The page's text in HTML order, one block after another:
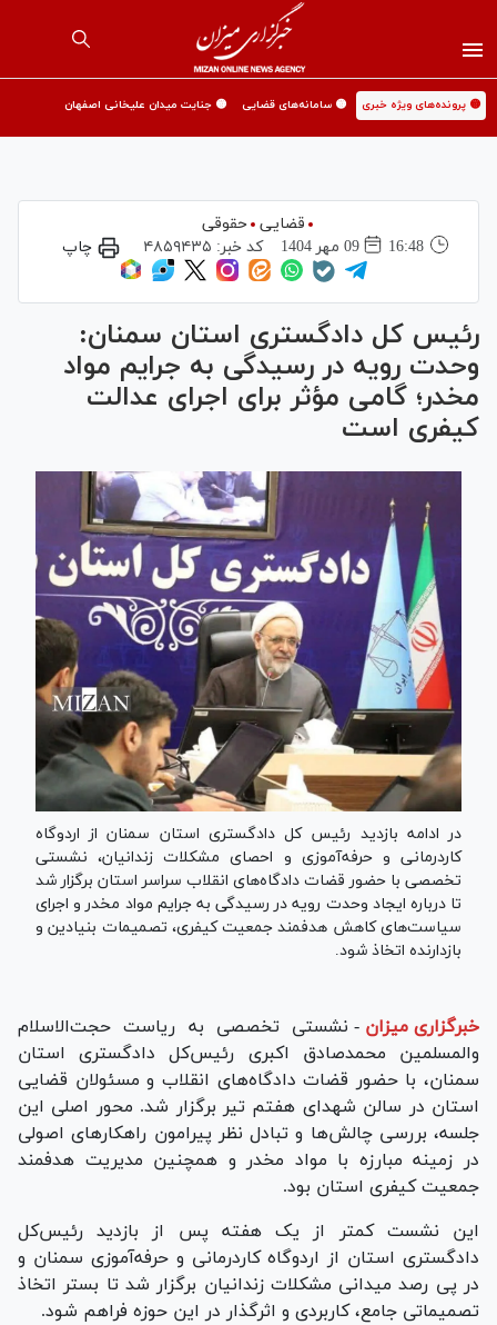
🟡 پرونده‌های ویژه خبری 🟡 سامانه‌های قضایی 🟡 جنایت میدان علیخانی اصفهان
قضایی حقوقی
16:48
09 مهر 1404 کد خبر: ۴۸۵۹۴۳۵ چاپ
رئیس کل دادگستری استان سمنان:
وحدت رویه در رسیدگی به جرایم مواد
مخدر؛ گامی مؤثر برای اجرای عدالت
کیفری است
در ادامه بازدید رئیس کل دادگستری استان سمنان از اردوگاه
کاردرمانی و حرفه‌آموزی و احصای مشکلات زندانیان، نشستی
تخصصی با حضور قضات دادگاه‌های انقلاب سراسر استان برگزار شد
تا درباره ایجاد وحدت رویه در رسیدگی به جرایم مواد مخدر و اجرای
سیاست‌های کاهش هدفمند جمعیت کیفری، تصمیمات بنیادین و
بازدارنده اتخاذ شود.
خبرگزاری میزان - نشستی تخصصی به ریاست حجت‌الاسلام
والمسلمین محمدصادق اکبری رئیس‌کل دادگستری استان
سمنان، با حضور قضات دادگاه‌های انقلاب و مسئولان قضایی
استان در سالن شهدای هفتم تیر برگزار شد. محور اصلی این
جلسه، بررسی چالش‌ها و تبادل نظر پیرامون راهکار‌های اصولی
در زمینه مبارزه با مواد مخدر و همچنین مدیریت هدفمند
جمعیت کیفری استان بود.
این نشست کمتر از یک هفته پس از بازدید رئیس‌کل
دادگستری استان از اردوگاه کاردرمانی و حرفه‌آموزی سمنان و
در پی رصد میدانی مشکلات زندانیان برگزار شد تا بستر اتخاذ
تصمیماتی جامع، کاربردی و اثرگذار در این حوزه فراهم شود.